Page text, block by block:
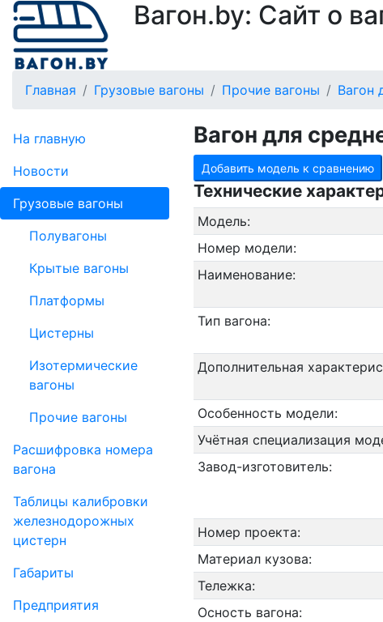
Вагон.by: Сайт о
Главная Грузовые вагоны Прочие вагоны Вагон
На главную
Новости
Грузовые вагоны
Полувагоны
Крытые вагоны
Платформы
Цистерны
Изотермические
вагоны
Прочие вагоны
Рас­шифров­ка номера
вагона
Таблицы калибровки
же­лезно­дорожных
цистерн
Габариты
Пред­прия­тия
Вагон для
Добавить модель к сравнению
Технические
Модель:
Номер модели:
Наименование:
Тип вагона:
Дополнительная
Особенность модели:
Учётная специализация
Завод-изготовитель:
Номер проекта:
Материал кузова:
Тележка:
Осность вагона: